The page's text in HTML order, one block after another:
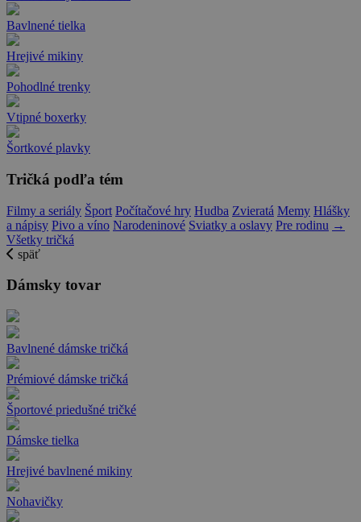
Bavlnené tielka
Hrejivé mikiny
Pohodlné trenky
Vtipné boxerky
Šortkové plavky
Tričká podľa tém
Filmy a seriály Šport Počítačové hry Hudba Zvieratá Memy Hlášky
a nápisy Pivo a víno Narodeninové Sviatky a oslavy Pre rodinu →
Všetky tričká
späť
Dámsky tovar
Bavlnené dámske tričká
Prémiové dámske tričká
Športové priedušné tričké
Dámske tielka
Hrejivé bavlnené mikiny
Nohavičky